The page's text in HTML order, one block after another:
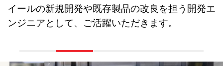
イールの新規開発や既存製品の改良を担う開発エ
ンジニアとして、ご活躍いただきます。